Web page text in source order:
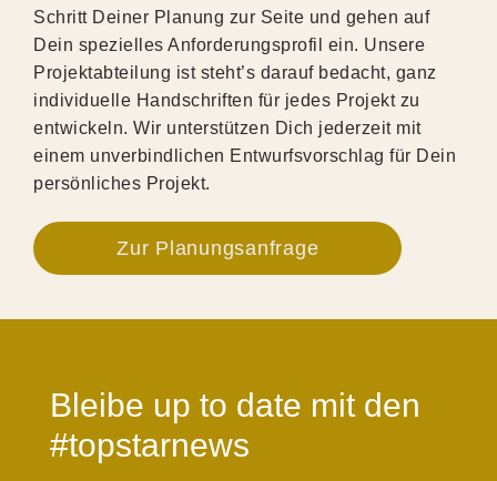
Schritt Deiner Planung zur Seite und gehen auf
Dein spezielles Anforderungsprofil ein. Unsere
Projektabteilung ist steht’s darauf bedacht, ganz
individuelle Handschriften für jedes Projekt zu
entwickeln. Wir unterstützen Dich jederzeit mit
einem unverbindlichen Entwurfsvorschlag für Dein
persönliches Projekt.
Zur Planungsanfrage
Bleibe up to date mit den
#topstarnews